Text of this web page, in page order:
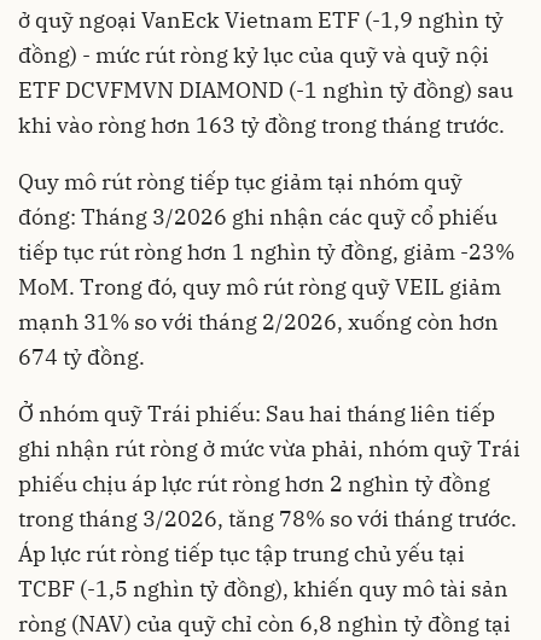
ở quỹ ngoại VanEck Vietnam ETF (-1,9 nghìn tỷ
đồng) - mức rút ròng kỷ lục của quỹ và quỹ nội
ETF DCVFMVN DIAMOND (-1 nghìn tỷ đồng) sau
khi vào ròng hơn 163 tỷ đồng trong tháng trước.
Quy mô rút ròng tiếp tục giảm tại nhóm quỹ
đóng: Tháng 3/2026 ghi nhận các quỹ cổ phiếu
tiếp tục rút ròng hơn 1 nghìn tỷ đồng, giảm -23%
MoM. Trong đó, quy mô rút ròng quỹ VEIL giảm
mạnh 31% so với tháng 2/2026, xuống còn hơn
674 tỷ đồng.
Ở nhóm quỹ Trái phiếu: Sau hai tháng liên tiếp
ghi nhận rút ròng ở mức vừa phải, nhóm quỹ Trái
phiếu chịu áp lực rút ròng hơn 2 nghìn tỷ đồng
trong tháng 3/2026, tăng 78% so với tháng trước.
Áp lực rút ròng tiếp tục tập trung chủ yếu tại
TCBF (-1,5 nghìn tỷ đồng), khiến quy mô tài sản
ròng (NAV) của quỹ chỉ còn 6,8 nghìn tỷ đồng tại